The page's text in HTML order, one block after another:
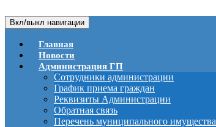
Вкл/выкл навигации
Главная
Новости
Администрация ГП
Сотрудники администрации
График приема граждан
Реквизиты Администрации
Обратная связь
Перечень муниципального имущества